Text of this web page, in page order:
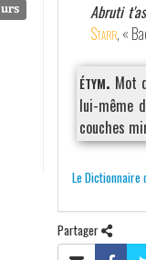
Abruti
Starr, «
étym. Mot
lui-même
couches
Le Dictionnaire
Partager